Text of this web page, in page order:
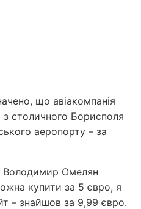
що авіакомпанія
з столичного Борисполя
аеропорту – за
Володимир Омелян
купити за 5 євро, я
– знайшов за 9,99 євро.